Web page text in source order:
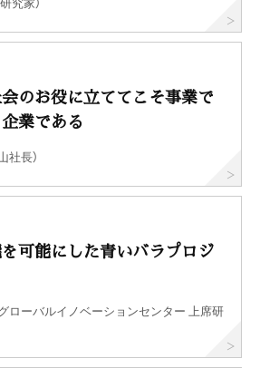
のお役に立ててこそ事業で
業である
社長）
可能にした青いバラプロジ
ローバルイノベーションセンター 上席研